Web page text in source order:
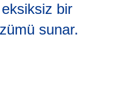
bir
sunar.